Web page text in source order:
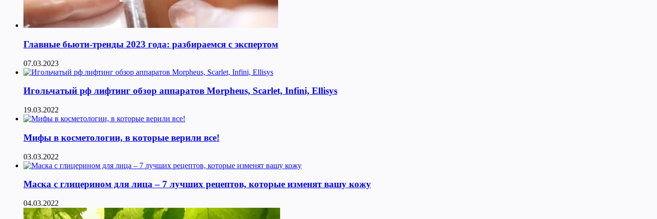
Главные бьюти-тренды 2023 года: разбираемся с экспертом
07.03.2023
Игольчатый рф лифтинг обзор аппаратов Morpheus, Scarlet, Infini, Ellisys
19.03.2022
Мифы в косметологии, в которые верили все!
03.03.2022
Маска с глицерином для лица – 7 лучших рецептов, которые изменят вашу кожу
04.03.2022